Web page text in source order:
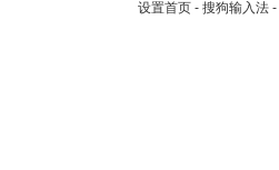
设置首页 - 搜狗输入法 -